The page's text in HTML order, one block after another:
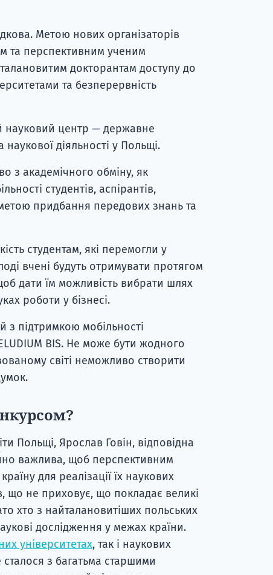
Метою нових організаторів
та перспективним ученим
докторантам доступу до
та безперервність
науковий центр — державне
діяльності у Польщі.
з академічного обміну, як
студентів, аспірантів,
придбання передових знань та
студентам, які перемогли у
вчені будуть отримувати протягом
дати їм можливість вибрати шлях
роботи у бізнесі.
з підтримкою мобільності
BIS. Не може бути жодного
світі неможливо створити
Польщі, Ярослав Говін, відповідна
важлива, щоб перспективним
для реалізації їх наукових
що не приховує, що покладає великі
хто з найталановитіших польських
дослідження у межах країни.
університетах, так і наукових
сталося з багатьма старшими